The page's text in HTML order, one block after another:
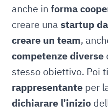
anche in forma
creare una startup
creare un team,
competenze diverse
stesso obiettivo. Poi
rappresentante per
dichiarare l’inizio